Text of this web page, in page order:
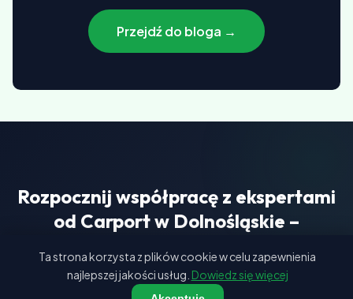
Przejdź do bloga →
Rozpocznij współpracę z ekspertami
od Carport w Dolnośląskie –
darmowa wycena czeka na Ciebie!
Wycena kontenerów w kilka minut
Ta strona korzysta z plików cookie w celu zapewnienia
najlepszej jakości usług. Dowiedz się więcej